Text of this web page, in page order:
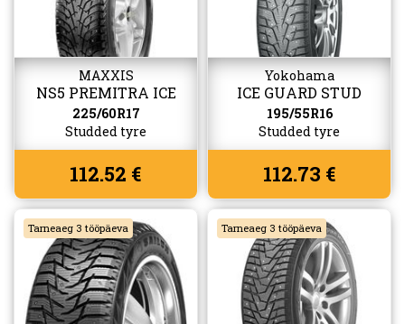
MAXXIS
NS5 PREMITRA ICE
225/60R17
Studded tyre
112.52 €
Yokohama
ICE GUARD STUD
(IG55)
195/55R16
Studded tyre
112.73 €
Tarneaeg 3 tööpäeva Tarneaeg 3 tööpäeva